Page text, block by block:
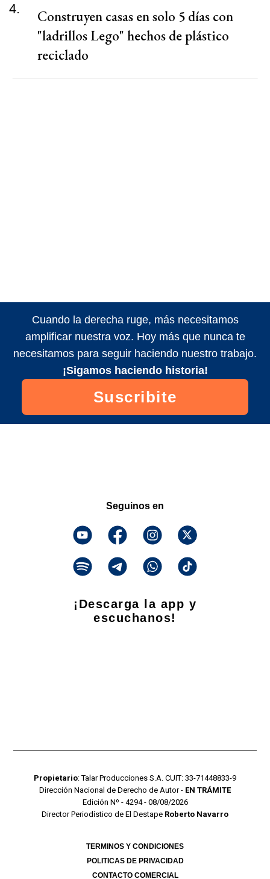
4.
Construyen casas en solo 5 días con
"ladrillos Lego" hechos de plástico
reciclado
Cuando la derecha ruge, más necesitamos
amplificar nuestra voz. Hoy más que nunca te
necesitamos para seguir haciendo nuestro trabajo.
¡Sigamos haciendo historia!
Suscribite
Seguinos en
¡Descarga la app y
escuchanos!
Propietario: Talar Producciones S.A. CUIT: 33-71448833-9
Dirección Nacional de Derecho de Autor - EN TRÁMITE
Edición Nº - 4294 - 08/08/2026
Director Periodístico de El Destape Roberto Navarro
TERMINOS Y CONDICIONES
POLITICAS DE PRIVACIDAD
CONTACTO COMERCIAL